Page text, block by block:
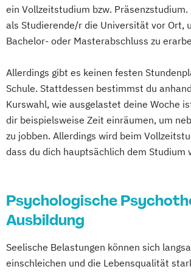
ein Vollzeitstudium bzw.
als Studierende/r die Universität vor Ort,
Bachelor- oder Masterabschluss zu
Allerdings gibt es keinen festen
Schule. Stattdessen bestimmst du
Kurswahl, wie ausgelastet deine Woche
dir beispielsweise Zeit einräumen, um
zu jobben. Allerdings wird beim
dass du dich hauptsächlich dem Studium
Psychologische
Ausbildung
Seelische Belastungen können sich
einschleichen und die Lebensqualität